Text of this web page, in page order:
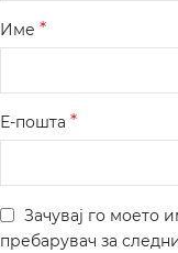
Име *
Е-пошта *
Зачувај го моето
пребарувач за